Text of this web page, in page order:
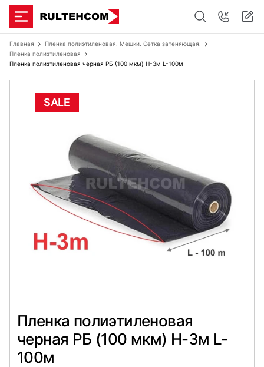
Главная
Пленка полиэтиленовая. Мешки. Сетка затеняющая.
Пленка полиэтиленовая
Пленка полиэтиленовая черная РБ (100 мкм) Н-3м L-100м
SALE
Пленка полиэтиленовая
черная РБ (100 мкм) Н-3м L-
100м